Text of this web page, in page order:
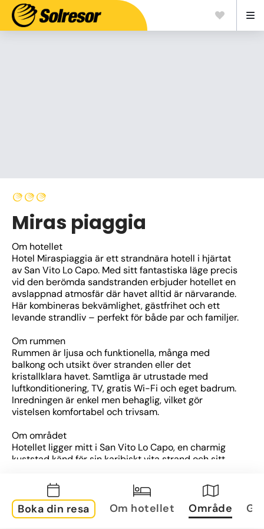
Miras piaggia
Om hotellet
Hotel Miraspiaggia är ett strandnära hotell i hjärtat
av San Vito Lo Capo. Med sitt fantastiska läge precis
vid den berömda sandstranden erbjuder hotellet en
avslappnad atmosfär där havet alltid är närvarande.
Här kombineras bekvämlighet, gästfrihet och ett
levande strandliv – perfekt för både par och familjer.
Om rummen
Rummen är ljusa och funktionella, många med
balkong och utsikt över stranden eller det
kristallklara havet. Samtliga är utrustade med
luftkonditionering, TV, gratis Wi-Fi och eget badrum.
Inredningen är enkel men behaglig, vilket gör
vistelsen komfortabel och trivsam.
Om området
Hotellet ligger mitt i San Vito Lo Capo, en charmig
kuststad känd för sin karibiskt vita strand och sitt
kaféer, småbutiker och livliga kvällspromenader. Det
är också en bra utgångspunkt för att utforska
naturreservatet Lo Zingaro och andra vackra delar av
Siciliens västkust.
Boka din resa Om hotellet Område